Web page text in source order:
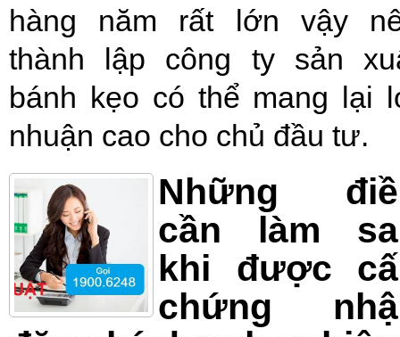
hàng năm rất lớn vậy
thành lập công ty sản
bánh kẹo có thể mang lại
nhuận cao cho chủ đầu tư.
Những
cần làm
khi được
chứng